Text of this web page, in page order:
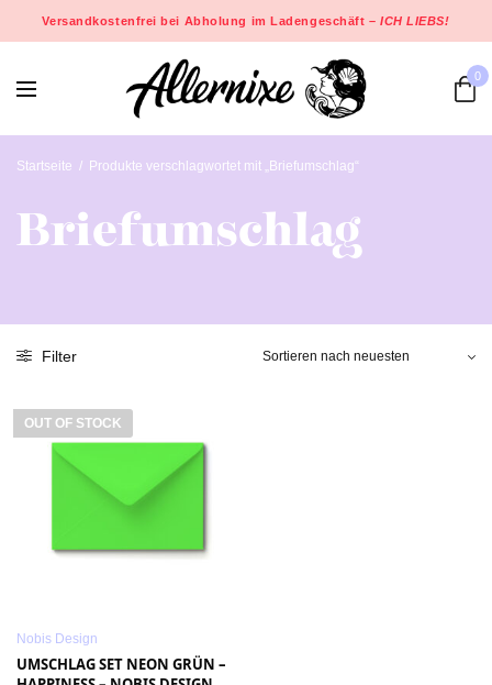
Versandkostenfrei bei Abholung im Ladengeschäft –ICH LIEBS!
0
Startseite / Produkte verschlagwortet mit „Briefumschlag“
Briefumschlag
Filter
OUT OF STOCK
Nobis Design
UMSCHLAG SET NEON GRÜN –